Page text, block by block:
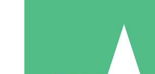
10 Downloaden
20 00